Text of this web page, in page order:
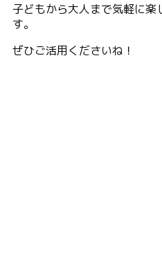
子どもから大人まで気軽に楽
す。
ぜひご活用くださいね！